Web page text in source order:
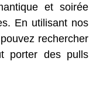
et soirée
En utilisant nos
rechercher
porter des pulls